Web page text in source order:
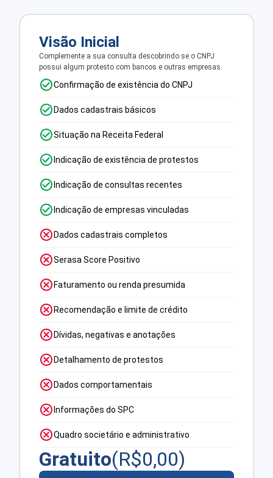
Visão Inicial
Complemente a sua consulta descobrindo se o CNPJ
possui algum protesto com bancos e outras empresas.
Confirmação de existência do CNPJ
Dados cadastrais básicos
Situação na Receita Federal
Indicação de existência de protestos
Indicação de consultas recentes
Indicação de empresas vinculadas
Dados cadastrais completos
Serasa Score Positivo
Faturamento ou renda presumida
Recomendação e limite de crédito
Dívidas, negativas e anotações
Detalhamento de protestos
Dados comportamentais
Informações do SPC
Quadro societário e administrativo
Gratuito(R$0,00)